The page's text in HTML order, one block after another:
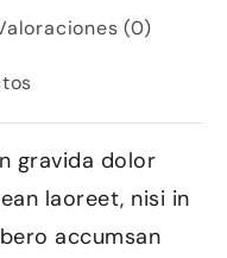
(0)
gravida dolor
laoreet, nisi in
accumsan